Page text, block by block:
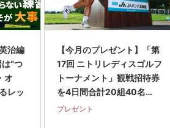
治編
“つ
オ
レッ
【今月のプレゼント】「第
17回 ニトリレディスゴルフ
トーナメント」観戦招待券
を4日間合計20組40名…
プレゼント